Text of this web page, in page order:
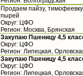
Продаем пайзу,
пырей
Округ: ЦФО
Регион: Москва, Брянская
Закупаю Пшеницу 4,5
Округ: ЦФО
Регион: Липецкая,
Закупаю Пшеницу 4,5
Округ: ЦФО
Регион: Липецкая,